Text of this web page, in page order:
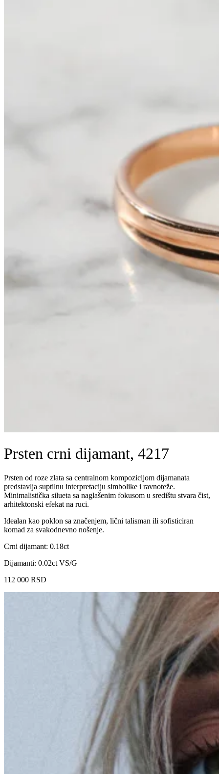
Prsten crni dijamant, 4217
Prsten od roze zlata sa centralnom kompozicijom dijamanata
predstavlja suptilnu interpretaciju simbolike i ravnoteže.
Minimalistička silueta sa naglašenim fokusom u središtu stvara čist,
arhitektonski efekat na ruci.
Idealan kao poklon sa značenjem, lični talisman ili sofisticiran
komad za svakodnevno nošenje.
Crni dijamant: 0.18ct
Dijamanti: 0.02ct VS/G
112 000 RSD